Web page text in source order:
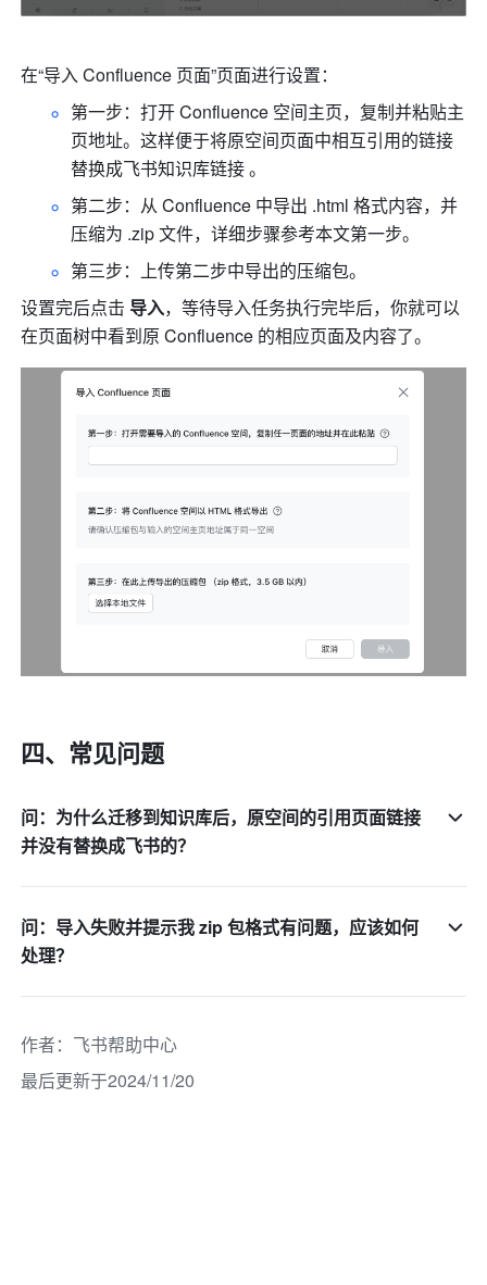
在“导入 Confluence 页面”页面进行设置：
第一步：打开 Confluence 空间主页，复制并粘贴主
页地址。这样便于将原空间页面中相互引用的链接
替换成飞书知识库链接 。
第二步：从 Confluence 中导出 .html 格式内容，并
压缩为 .zip 文件，详细步骤参考本文第一步。
第三步：上传第二步中导出的压缩包。
设置完后点击 导入，等待导入任务执行完毕后，你就可以
在页面树中看到原 Confluence 的相应页面及内容了。
四、常见问题
问：为什么迁移到知识库后，原空间的引用页面链接
并没有替换成飞书的？
问：导入失败并提示我 zip 包格式有问题，应该如何
处理？
作者： 飞书帮助中心
最后更新于2024/11/20